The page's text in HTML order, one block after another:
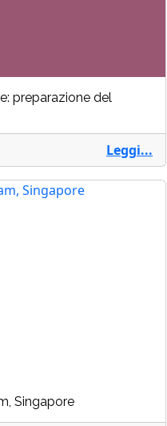
preparazione del
Leggi...
Singapore